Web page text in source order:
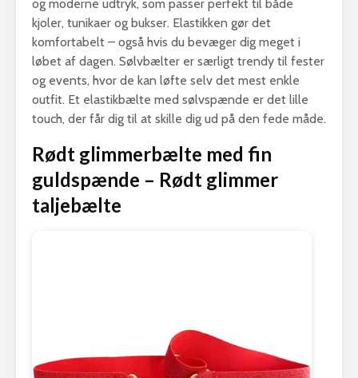
og moderne udtryk, som passer perfekt til både
kjoler, tunikaer og bukser. Elastikken gør det
komfortabelt – også hvis du bevæger dig meget i
løbet af dagen. Sølvbælter er særligt trendy til fester
og events, hvor de kan løfte selv det mest enkle
outfit. Et elastikbælte med sølvspænde er det lille
touch, der får dig til at skille dig ud på den fede måde.
Rødt glimmerbælte med fin
guldspænde – Rødt glimmer
taljebælte